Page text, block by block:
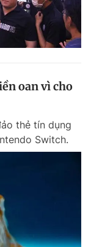
oan vì cho
thẻ tín dụng
Switch.